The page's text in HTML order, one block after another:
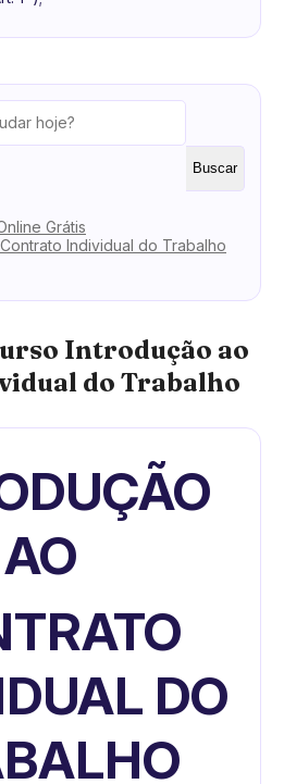
Buscar
Grátis
Individual do Trabalho
Introdução ao
do Trabalho
AO
DO